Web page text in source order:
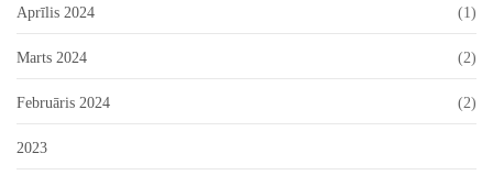
Aprīlis 2024 (1)
Marts 2024 (2)
Februāris 2024 (2)
2023